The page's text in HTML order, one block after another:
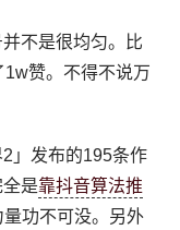
不是很均匀。比
1w赞。不得不说万
」发布的195条作
是靠抖音算法推
功不可没。另外